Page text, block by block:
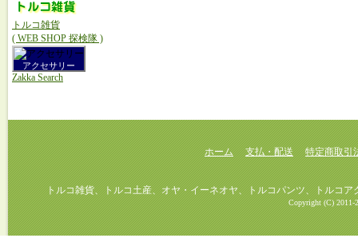
トルコ雑貨
( WEB SHOP 探検隊 )
アクセサリー
Zakka Search
ホーム 支払・配送 特定商取引
トルコ雑貨、トルコ土産、オヤ・イーネオヤ、トルコパンツ、トルコアク
Copyright (C) 2011-